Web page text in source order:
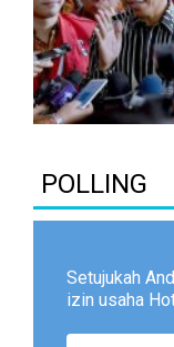
POLLING
Setujukah
izin usaha